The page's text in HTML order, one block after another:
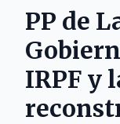
PP de
IRPF y